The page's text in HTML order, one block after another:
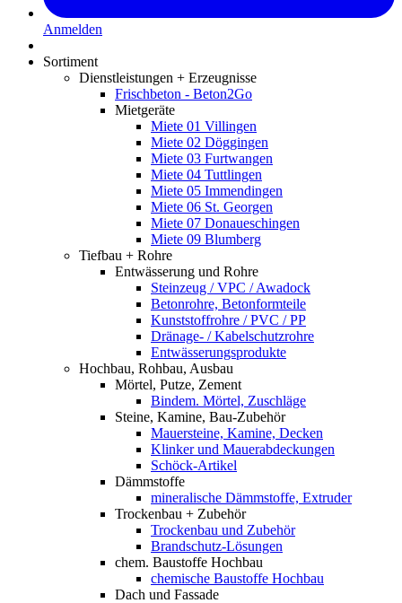
Anmelden
Sortiment
Dienstleistungen + Erzeugnisse
Frischbeton - Beton2Go
Mietgeräte
Miete 01 Villingen
Miete 02 Döggingen
Miete 03 Furtwangen
Miete 04 Tuttlingen
Miete 05 Immendingen
Miete 06 St. Georgen
Miete 07 Donaueschingen
Miete 09 Blumberg
Tiefbau + Rohre
Entwässerung und Rohre
Steinzeug / VPC / Awadock
Betonrohre, Betonformteile
Kunststoffrohre / PVC / PP
Dränage- / Kabelschutzrohre
Entwässerungsprodukte
Hochbau, Rohbau, Ausbau
Mörtel, Putze, Zement
Bindem. Mörtel, Zuschläge
Steine, Kamine, Bau-Zubehör
Mauersteine, Kamine, Decken
Klinker und Mauerabdeckungen
Schöck-Artikel
Dämmstoffe
mineralische Dämmstoffe, Extruder
Trockenbau + Zubehör
Trockenbau und Zubehör
Brandschutz-Lösungen
chem. Baustoffe Hochbau
chemische Baustoffe Hochbau
Dach und Fassade